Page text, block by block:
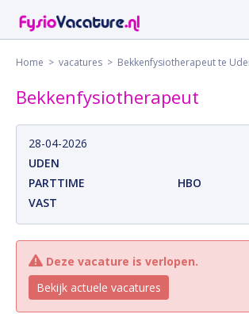
Home > vacatures > Bekkenfysiotherapeut te
Bekkenfysiotherapeut
28-04-2026
UDEN
PARTTIME
HBO
VAST
Deze vacature is verlopen.
Bekijk actuele vacatures